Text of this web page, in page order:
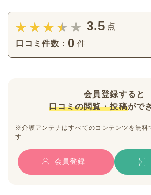
3.5 点
口コミ件数： 0 件
会員登録すると
口コミの閲覧・投稿がで
※介護アンテナはすべてのコンテンツを無料
す
会員登録